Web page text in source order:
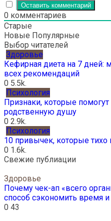
0 комментариев
Старые
Новые Популярные
Выбор читателей
Здоровье
Кефирная диета на 7 дней:
всех рекомендаций
0 5.5k.
Психология
Признаки, которые
родственную душу
0 2.9k.
Психология
10 привычек, которые тихо
0 1.6k.
Свежие публиации
Здоровье
Почему чек-ап «всего
способ сэкономить время
0 43